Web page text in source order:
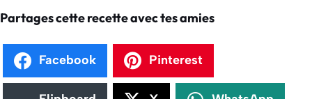
Partages cette recette avec tes amies
Facebook Pinterest